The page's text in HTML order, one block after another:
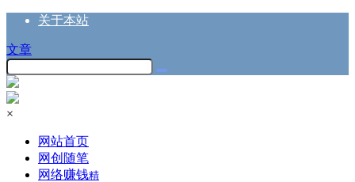
关于本站
文章
×
网站首页
网创随笔
网络赚钱精